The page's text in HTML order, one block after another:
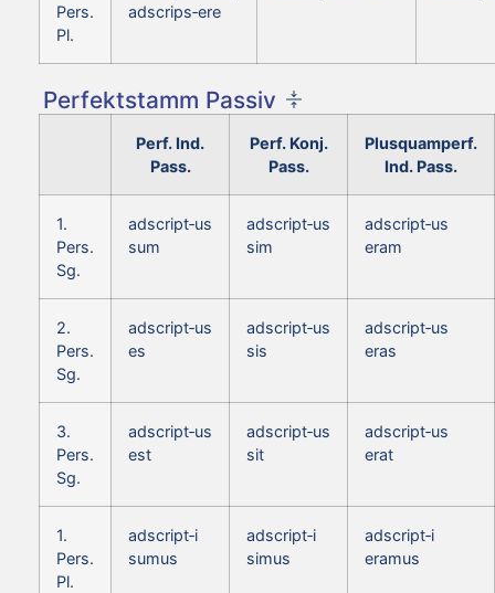
Pers.
Pl.
adscrips‑ere
Perfektstamm Passiv
Perf. Ind.
Pass.
Perf. Konj.
Pass.
Plusquamperf.
Ind. Pass.
1.
Pers.
Sg.
adscript‑us
sum
adscript‑us
sim
adscript‑us
eram
2.
Pers.
Sg.
adscript‑us
es
adscript‑us
sis
adscript‑us
eras
3.
Pers.
Sg.
adscript‑us
est
adscript‑us
sit
adscript‑us
erat
1.
Pers.
Pl.
adscript‑i
sumus
adscript‑i
simus
adscript‑i
eramus